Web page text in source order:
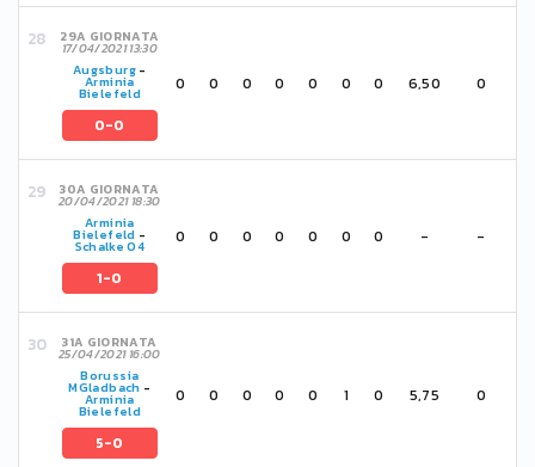
29A GIORNATA
17/04/2021 13:30
Augsburg-
Arminia
Bielefeld
0-0
0 0 0 0 0 0 0 6,50 0
30A GIORNATA
20/04/2021 18:30
Arminia
Bielefeld -
Schalke 04
1-0
0 0 0 0 0 0 0 - -
31A GIORNATA
25/04/2021 16:00
Borussia
MGladbach -
Arminia
Bielefeld
5-0
0 0 0 0 0 1 0 5,75 0